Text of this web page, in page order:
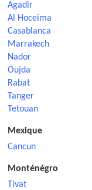
Agadir
Al Hoceima
Casablanca
Marrakech
Nador
Oujda
Rabat
Tanger
Tetouan
Mexique
Cancun
Monténégro
Tivat